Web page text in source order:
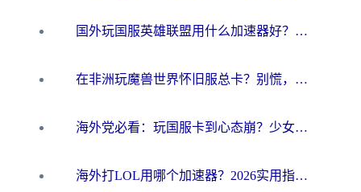
国外玩国服英雄联盟用什么加速器好？海外党亲测有效的国服游戏加速指南
在非洲玩魔兽世界怀旧服总卡？别慌，这份指南帮你丝滑开荒
海外党必看：玩国服卡到心态崩？少女前线云图计划加速器免费推荐+碧蓝航线足球世界流畅攻略
海外打LOL用哪个加速器？2026实用指南：从延迟到设备适配，一篇解决你的国服游戏痛点